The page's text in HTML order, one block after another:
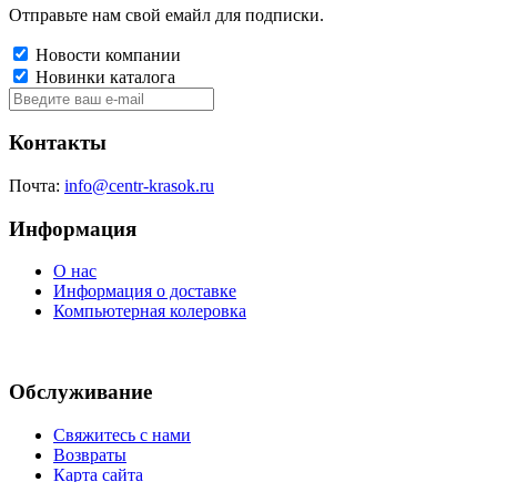
Отправьте нам свой емайл для подписки.
Новости компании
Новинки каталога
Контакты
Почта: info@centr-krasok.ru
Информация
О нас
Информация о доставке
Компьютерная колеровка
Обслуживание
Свяжитесь с нами
Возвраты
Карта сайта